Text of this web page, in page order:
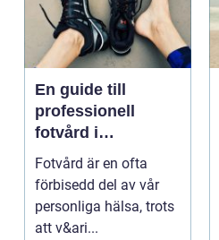
En guide till
professionell
fotvård i
Helsingborg
Fotvård är en ofta
förbisedd del av vår
personliga hälsa, trots
att v&ari...